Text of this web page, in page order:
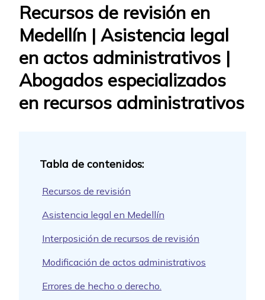
Recursos de revisión en
Medellín | Asistencia legal
en actos administrativos |
Abogados especializados
en recursos administrativos
Recursos de revisión
Asistencia legal en Medellín
Interposición de recursos de revisión
Modificación de actos administrativos
Errores de hecho o derecho.